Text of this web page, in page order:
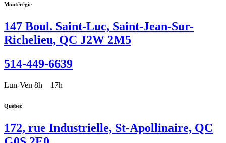
Montérégie
147 Boul. Saint-Luc, Saint-Jean-Sur-
Richelieu, QC J2W 2M5
514-449-6639
Lun-Ven 8h – 17h
Québec
172, rue Industrielle, St-Apollinaire, QC